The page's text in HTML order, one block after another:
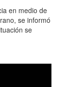
en medio de
se informó
se